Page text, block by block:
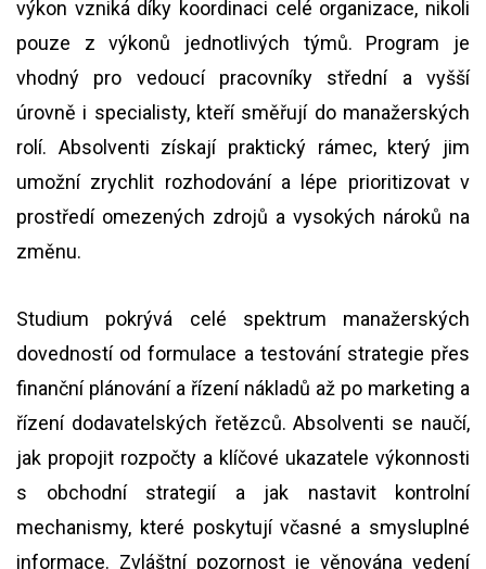
výkon vzniká díky koordinaci celé organizace, nikoli
pouze z výkonů jednotlivých týmů. Program je
vhodný pro vedoucí pracovníky střední a vyšší
úrovně i specialisty, kteří směřují do manažerských
rolí. Absolventi získají praktický rámec, který jim
umožní zrychlit rozhodování a lépe prioritizovat v
prostředí omezených zdrojů a vysokých nároků na
změnu.
Studium pokrývá celé spektrum manažerských
dovedností od formulace a testování strategie přes
finanční plánování a řízení nákladů až po marketing a
řízení dodavatelských řetězců. Absolventi se naučí,
jak propojit rozpočty a klíčové ukazatele výkonnosti
s obchodní strategií a jak nastavit kontrolní
mechanismy, které poskytují včasné a smysluplné
informace. Zvláštní pozornost je věnována vedení